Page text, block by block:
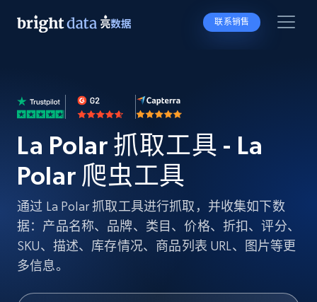
联系销售
La Polar 抓取工具 - La
Polar 爬虫工具
通过 La Polar 抓取工具进行抓取，并收集如下数
据：产品名称、品牌、类目、价格、折扣、评分、
SKU、描述、库存情况、商品列表 URL、图片等更
多信息。